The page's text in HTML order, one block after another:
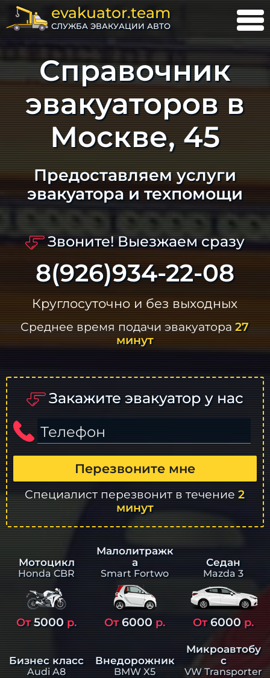
evakuator.team
СЛУЖБА ЭВАКУАЦИИ АВТО
Справочник
эвакуаторов в
Москве, 45
Предоставляем услуги
эвакуатора и техпомощи
Звоните! Выезжаем сразу
8(926)934-22-08
Круглосуточно и без выходных
Среднее время подачи эвакуатора27
минут
Закажите эвакуатор у нас
Телефон
Перезвоните мне
Специалист перезвонит в течение2
минут
Мотоцикл
Honda CBR
От5000 р.
Малолитражк
а
Smart Fortwo
От6000 р.
Седан
Mazda 3
От6000р.
Бизнес класс
Audi A8
Внедорожник
BMW X5
Микроавтобу
с
VW Transporter